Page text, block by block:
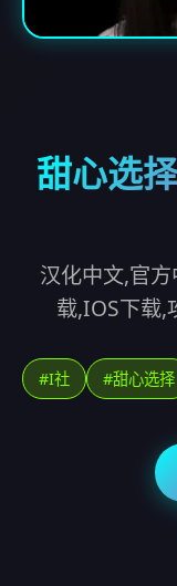
甜心选
汉化中文,官
载,IOS下载,
#I社 #甜心选择